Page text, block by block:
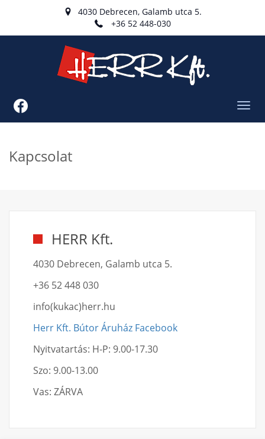
4030 Debrecen, Galamb utca 5.
+36 52 448-030
Kapcsolat
HERR Kft.
4030 Debrecen, Galamb utca 5.
+36 52 448 030
info(kukac)herr.hu
Herr Kft. Bútor Áruház Facebook
Nyitvatartás: H-P: 9.00-17.30
Szo: 9.00-13.00
Vas: ZÁRVA